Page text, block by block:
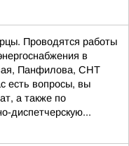
Проводятся работы
в
Панфилова, СНТ
есть вопросы, вы
а также по
диспетчерскую...